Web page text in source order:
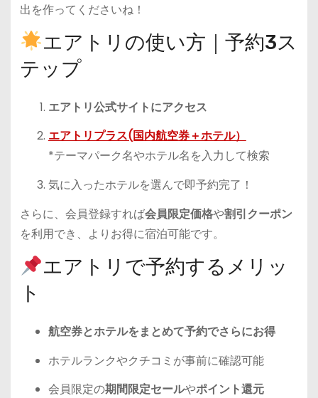
出を作ってくださいね！
エアトリの使い方｜予約3ス
テップ
エアトリ公式サイトにアクセス
エアトリプラス(国内航空券＋ホテル）
*テーマパーク名やホテル名を入力して検索
気に入ったホテルを選んで即予約完了！
さらに、会員登録すれば会員限定価格や割引クーポン
を利用でき、よりお得に宿泊可能です。
エアトリで予約するメリッ
ト
航空券とホテルをまとめて予約でさらにお得
ホテルランクやクチコミが事前に確認可能
会員限定の期間限定セールやポイント還元